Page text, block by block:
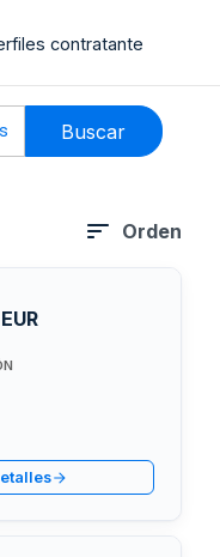
contratante
Buscar
Orden